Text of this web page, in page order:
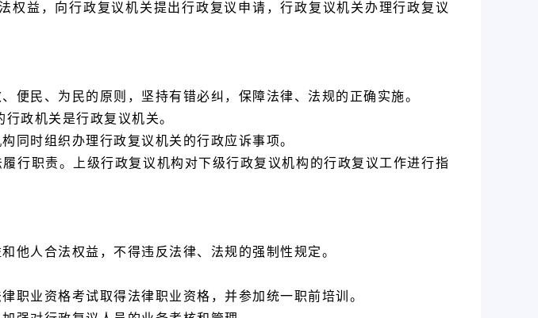
益，向行政复议机关提出行政复议申请，行政复议机关办理行政复议
便民、为民的原则，坚持有错必纠，保障法律、法规的正确实施。
政机关是行政复议机关。
同时组织办理行政复议机关的行政应诉事项。
行职责。上级行政复议机构对下级行政复议机构的行政复议工作进行指
他人合法权益，不得违反法律、法规的强制性规定。
职业资格考试取得法律职业资格，并参加统一职前培训。